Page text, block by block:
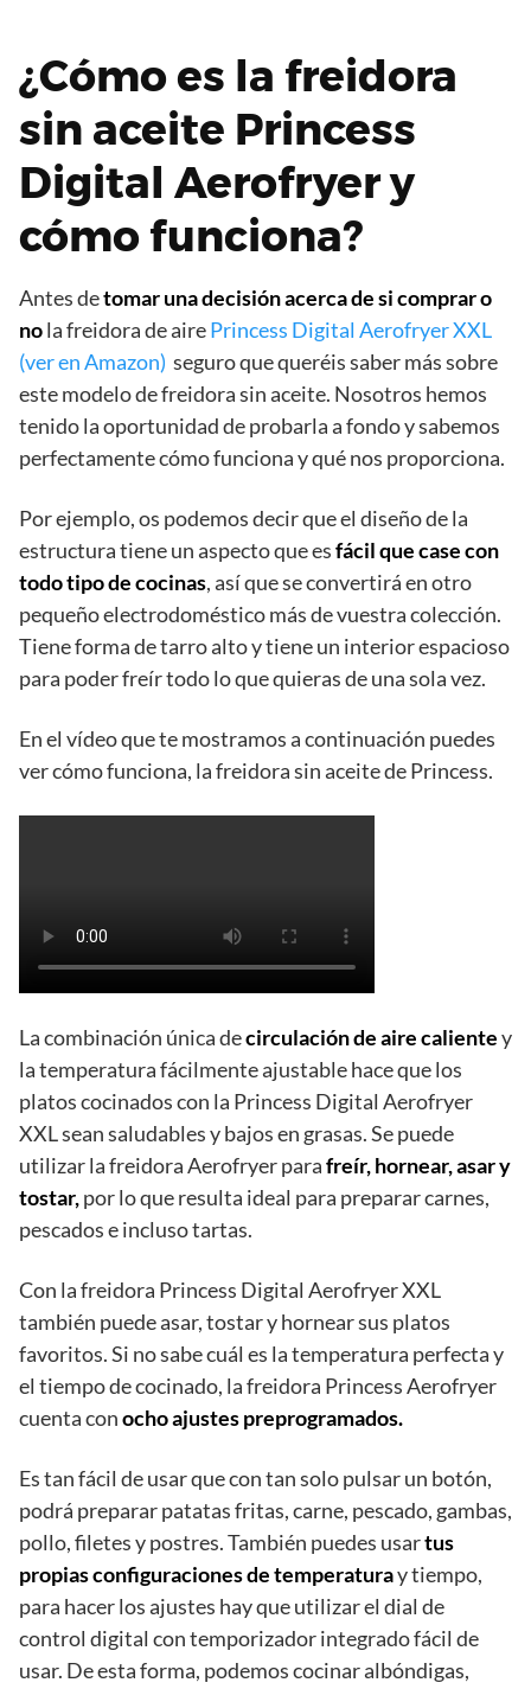
¿Cómo es la freidora
sin aceite Princess
Digital Aerofryer y
cómo funciona?
Antes detomar una decisión acerca de si comprar o
nola freidora de airePrincess Digital Aerofryer XXL
(ver en Amazon) seguro que queréis saber más sobre
este modelo de freidora sin aceite. Nosotros hemos
tenido la oportunidad de probarla a fondo y sabemos
perfectamente cómo funciona y qué nos proporciona.
Por ejemplo, os podemos decir que el diseño de la
estructura tiene un aspecto que esfácil que case con
todo tipo de cocinas, así que se convertirá en otro
pequeño electrodoméstico más de vuestra colección.
Tiene forma de tarro alto y tiene un interior espacioso
para poder freír todo lo que quieras de una sola vez.
En el vídeo que te mostramos a continuación puedes
ver cómo funciona, la freidora sin aceite de Princess.
La combinación única decirculación de aire calientey
la temperatura fácilmente ajustable hace que los
platos cocinados con la Princess Digital Aerofryer
XXL sean saludables y bajos en grasas. Se puede
utilizar la freidora Aerofryer parafreír, hornear, asar y
tostar,por lo que resulta ideal para preparar carnes,
pescados e incluso tartas.
Con la freidora Princess Digital Aerofryer XXL
también puede asar, tostar y hornear sus platos
favoritos. Si no sabe cuál es la temperatura perfecta y
el tiempo de cocinado, la freidora Princess Aerofryer
cuenta conocho ajustes preprogramados.
Es tan fácil de usar que con tan solo pulsar un botón,
podrá preparar patatas fritas, carne, pescado, gambas,
pollo, filetes y postres. También puedes usartus
propias configuraciones de temperaturay tiempo,
para hacer los ajustes hay que utilizar el dial de
control digital con temporizador integrado fácil de
usar. De esta forma, podemos cocinar albóndigas,